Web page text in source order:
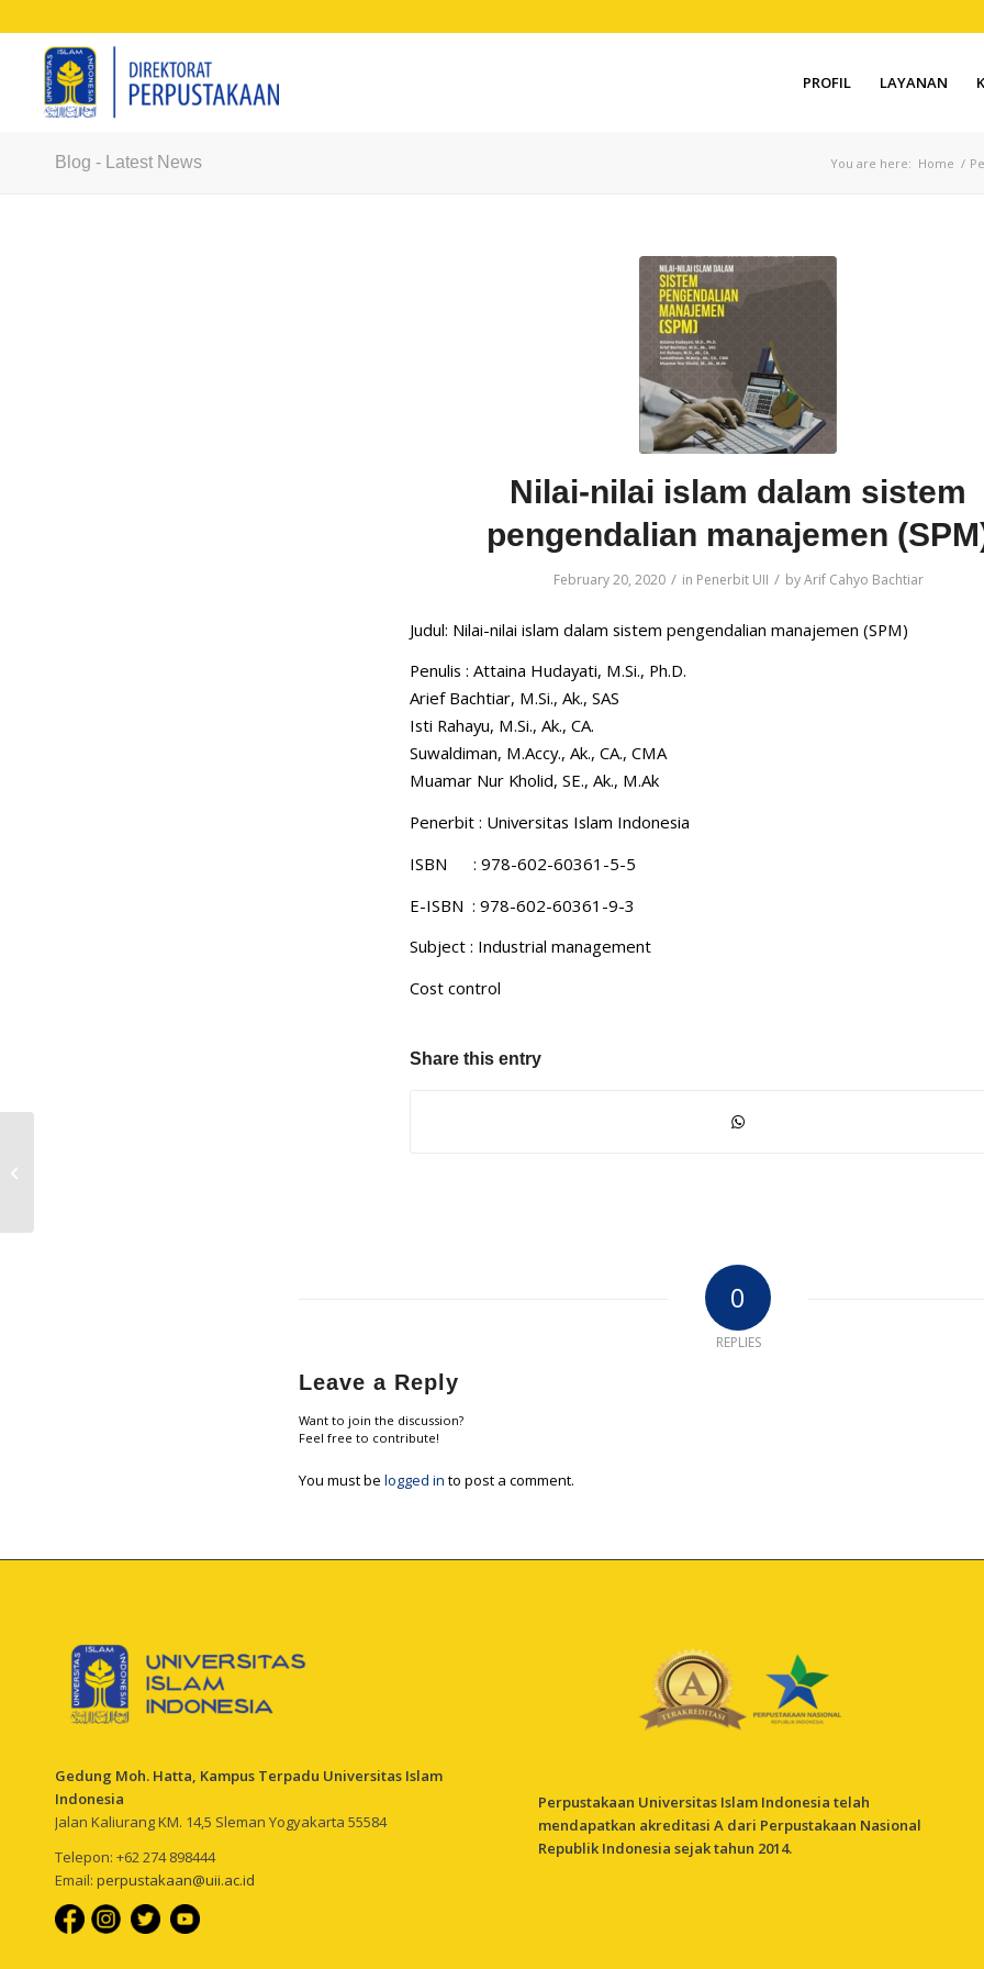
PROFIL LAYANAN
Blog - Latest News You are here: Home /
Nilai-nilai islam dalam sistem
pengendalian manajemen
February 20, 2020 / in Penerbit UII / byArif Cahyo Bachtiar
Judul: Nilai-nilai islam dalam sistem pengendalian manajemen (SPM)
Penulis : Attaina Hudayati, M.Si., Ph.D.
Arief Bachtiar, M.Si., Ak., SAS
Isti Rahayu, M.Si., Ak., CA.
Suwaldiman, M.Accy., Ak., CA., CMA
Muamar Nur Kholid, SE., Ak., M.Ak
Penerbit : Universitas Islam Indonesia
ISBN : 978-602-60361-5-5
E-ISBN : 978-602-60361-9-3
Subject : Industrial management
Cost control
Share this entry
0
REPLIES
Leave a Reply
Want to join the discussion?
Feel free to contribute!
You must be logged in to post a comment.
Gedung Moh. Hatta, Kampus Terpadu Universitas Islam
Indonesia
Jalan Kaliurang KM. 14,5 Sleman Yogyakarta 55584
Telepon: +62 274 898444
Email: perpustakaan@uii.ac.id
Perpustakaan Universitas Islam Indonesia telah
mendapatkan akreditasi A dari Perpustakaan Nasional
Republik Indonesia sejak tahun 2014.